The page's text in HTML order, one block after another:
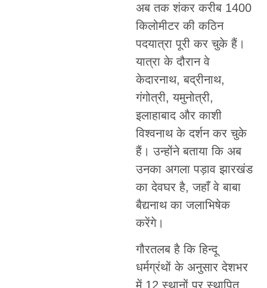
अब तक शंकर करीब 1400
किलोमीटर की कठिन
पदयात्रा पूरी कर चुके हैं।
यात्रा के दौरान वे
केदारनाथ, बद्रीनाथ,
गंगोत्री, यमुनोत्री,
इलाहाबाद और काशी
विश्वनाथ के दर्शन कर चुके
हैं। उन्होंने बताया कि अब
उनका अगला पड़ाव झारखंड
का देवघर है, जहाँ वे बाबा
बैद्यनाथ का जलाभिषेक
करेंगे।
गौरतलब है कि हिन्दू
धर्मग्रंथों के अनुसार देशभर
में 12 स्थानों पर स्थापित